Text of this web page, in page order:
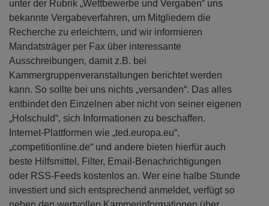
unter der Rubrik „Wettbewerbe und Vergaben“ uns
bekannte Vergabeverfahren, um Mitgliedern die
Recherche zu erleichtern, und wir informieren
Mandatsträger per Fax über interessante
Ausschreibungen, damit z.B. bei
Kammergruppenveranstaltungen berichtet werden
kann. So sollte bei uns nichts „versanden“. Das alles
entbindet den Einzelnen aber nicht von seiner eigenen
„Holschuld“, sich Informationen zu beschaffen.
Internet-Plattformen wie „ted.europa.eu“,
„competitionline.de“ und andere bieten hierfür auch
beste Hilfsmittel, Filter, Email-Benachrichtigungen
oder RSS-Feeds kostenlos an. Wer eine halbe Stunde
investiert und sich entsprechend anmeldet, verfügt so